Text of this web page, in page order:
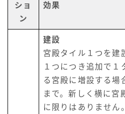
ショ
ン
効果
建設
宮殿タイル１つを建
１つにつき追加で１
る宮殿に増設する場
まで。新しく横に宮
に限りはありません。